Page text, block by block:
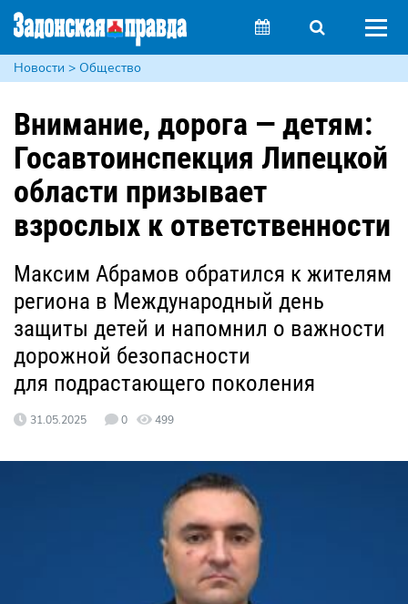
Новости > Общество
Внимание, дорога — детям:
Госавтоинспекция Липецкой
области призывает
взрослых к ответственности
Максим Абрамов обратился к жителям
региона в Международный день
защиты детей и напомнил о важности
дорожной безопасности
для подрастающего поколения
31.05.2025 0 499